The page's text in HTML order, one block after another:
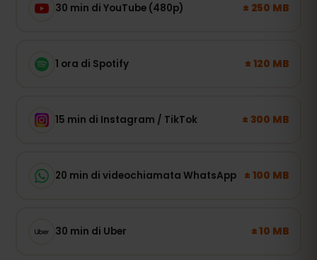
30 min di YouTube (480p) ± 250 MB
1 ora di Spotify ± 120 MB
15 min di Instagram / TikTok ± 300 MB
20 min di videochiamata WhatsApp ± 100 MB
30 min di Uber ± 10 MB